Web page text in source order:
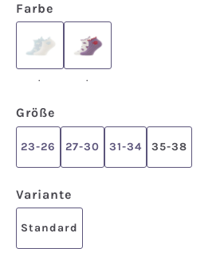
Farbe
.
.
.
Größe
23-26 27-30 31-34 35-38
Variante
Standard